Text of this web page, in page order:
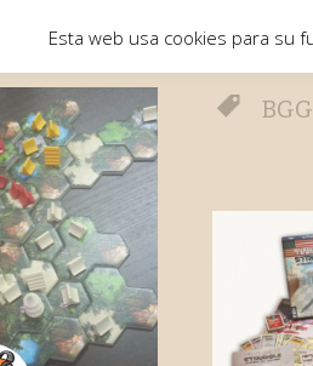
BGG
Esta web usa cookies para su